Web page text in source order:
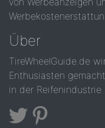
Über
TireWheelGuide.de
Enthusiasten
in der Reifenindustrie